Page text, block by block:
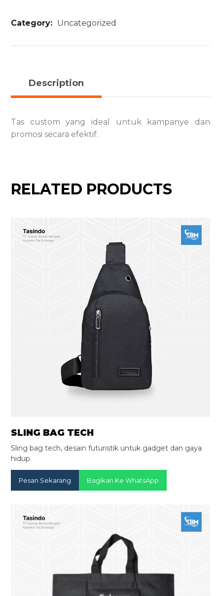
Category: Uncategorized
Description
Tas custom yang ideal untuk kampanye dan
promosi secara efektif.
RELATED PRODUCTS
SLING BAG TECH
Sling bag tech, desain futuristik untuk gadget dan gaya
hidup.
Pesan Sekarang Bagikan Ke WhatsApp